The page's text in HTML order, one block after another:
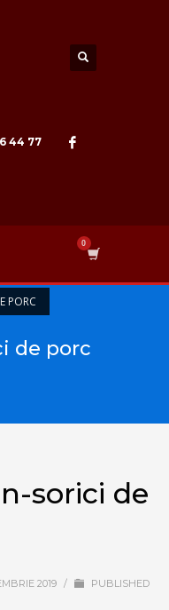
44 77
PORC
de porc
sorici de
2019 /
PUBLISHED